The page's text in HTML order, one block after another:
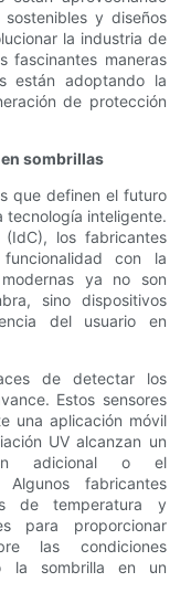
y diseños
la industria de
fascinantes maneras
están adoptando la
de protección
sombrillas
que definen el futuro
tecnología inteligente.
los fabricantes
con la
ya no son
sino dispositivos
del usuario en
de detectar los
Estos sensores
una aplicación móvil
UV alcanzan un
adicional o el
fabricantes
de temperatura y
para proporcionar
las condiciones
la sombrilla en un